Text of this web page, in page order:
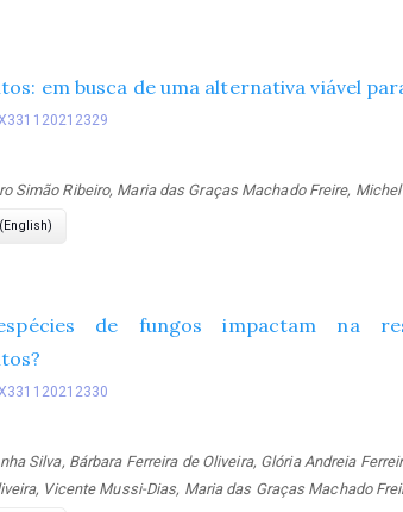
em busca de uma alternativa viável
Simão Ribeiro, Maria das Graças Machado Freire,
de fungos impactam na
Silva, Bárbara Ferreira de Oliveira, Glória Andreia
Vicente Mussi-Dias, Maria das Graças Machado